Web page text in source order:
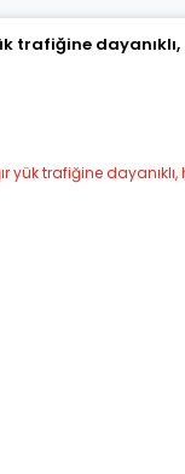
yük trafiğine